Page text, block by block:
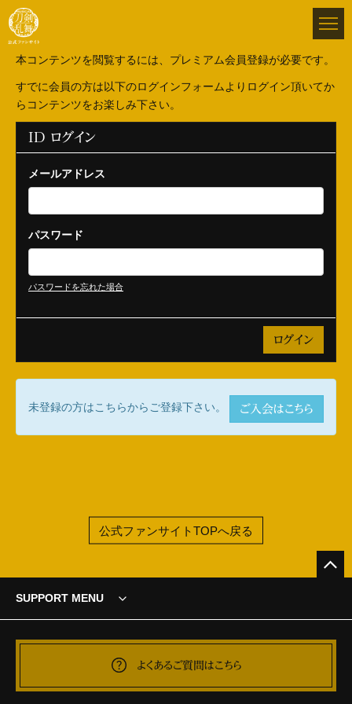
本コンテンツを閲覧するには、プレミアム会員登録が必要です。
すでに会員の方は以下のログインフォームよりログイン頂いてか
らコンテンツをお楽しみ下さい。
ID ログイン
メールアドレス
パスワード
パスワードを忘れた場合
未登録の方はこちらからご登録下さい。 ご入会はこちら
公式ファンサイトTOPへ戻る
SUPPORT MENU
よくあるご質問はこちら